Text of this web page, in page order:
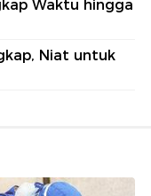
Waktu hingga
Niat untuk